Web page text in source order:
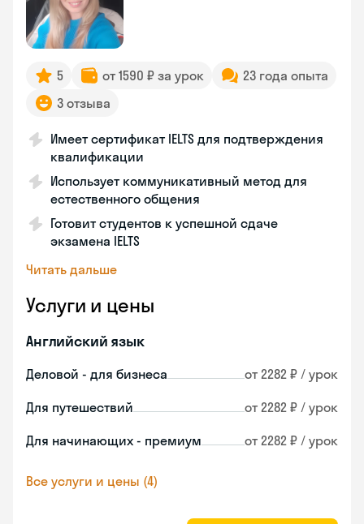
5 от 1590 ₽ за урок
23 года опыта
3 отзыва
Имеет сертификат IELTS для подтверждения
квалификации
Использует коммуникативный метод для
естественного общения
Готовит студентов к успешной сдаче
экзамена IELTS
Читать дальше
Услуги и цены
Английский язык
Деловой - для бизнеса от 2282 ₽ / урок
Для путешествий от 2282 ₽ / урок
Для начинающих - премиум от 2282 ₽ / урок
Все услуги и цены (4)